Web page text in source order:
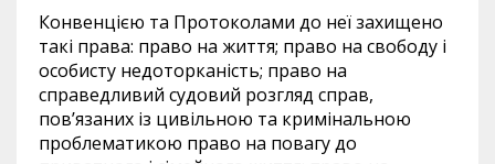
Конвенцією та Протоколами до неї захищено
такі права: право на життя; право на свободу і
особисту недоторканість; право на
справедливий судовий розгляд справ,
пов’язаних із цивільною та кримінальною
проблематикою право на повагу до